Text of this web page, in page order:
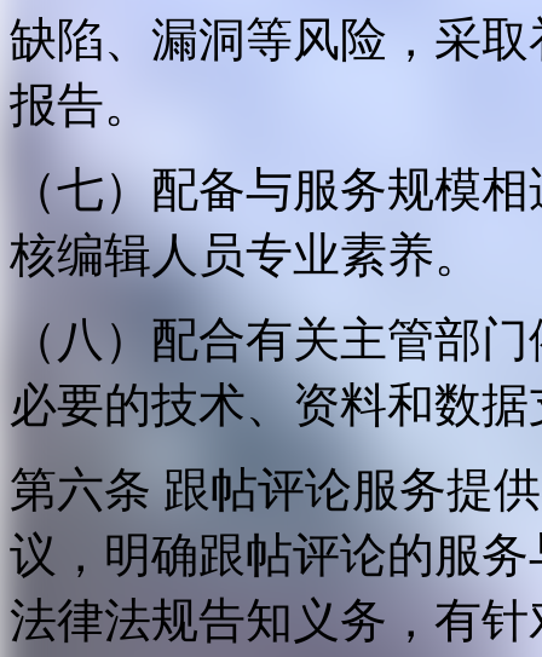
缺陷、漏洞等风险，采
报告。
（七）配备与服务规模
核编辑人员专业素养。
（八）配合有关主管部
必要的技术、资料和数
第六条 跟帖评论服务提
议，明确跟帖评论的服
法律法规告知义务，有